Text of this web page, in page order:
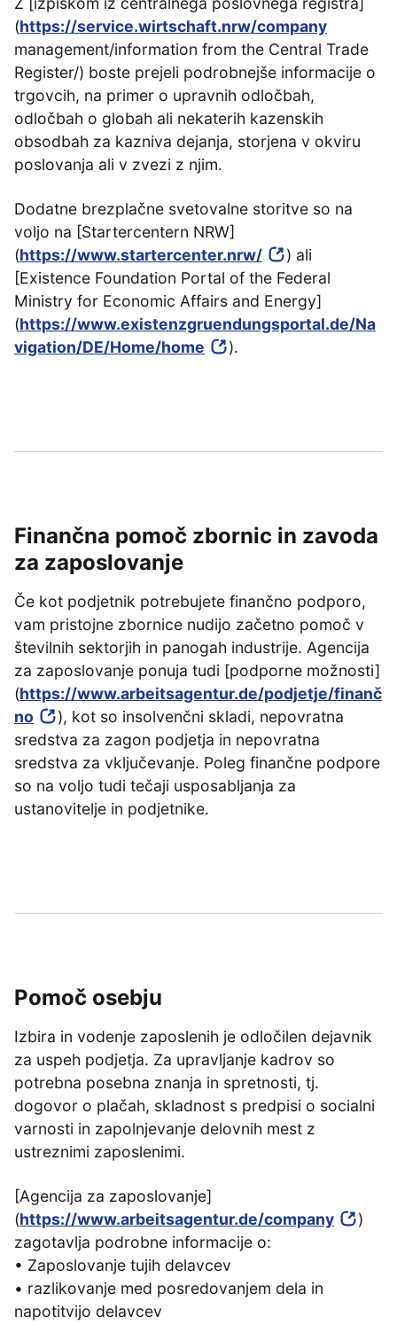
(https://service.wirtschaft.nrw/company
management/information from the Central Trade
Register/) boste prejeli podrobnejše informacije o
trgovcih, na primer o upravnih odločbah,
odločbah o globah ali nekaterih kazenskih
obsodbah za kazniva dejanja, storjena v okviru
poslovanja ali v zvezi z njim.
Dodatne brezplačne svetovalne storitve so na
voljo na [Startercentern NRW]
(https://www.startercenter.nrw/
) ali
[Existence Foundation Portal of the Federal
Ministry for Economic Affairs and Energy]
(https://www.existenzgruendungsportal.de/Na
vigation/DE/Home/home
).
Finančna pomoč zbornic in zavoda
za zaposlovanje
Če kot podjetnik potrebujete finančno podporo,
vam pristojne zbornice nudijo začetno pomoč v
številnih sektorjih in panogah industrije. Agencija
za zaposlovanje ponuja tudi [podporne možnosti]
(https://www.arbeitsagentur.de/podjetje/finanč
no
), kot so insolvenčni skladi, nepovratna
sredstva za zagon podjetja in nepovratna
sredstva za vključevanje. Poleg finančne podpore
so na voljo tudi tečaji usposabljanja za
ustanovitelje in podjetnike.
Pomoč osebju
Izbira in vodenje zaposlenih je odločilen dejavnik
za uspeh podjetja. Za upravljanje kadrov so
potrebna posebna znanja in spretnosti, tj.
dogovor o plačah, skladnost s predpisi o socialni
varnosti in zapolnjevanje delovnih mest z
ustreznimi zaposlenimi.
[Agencija za zaposlovanje]
(https://www.arbeitsagentur.de/company
)
zagotavlja podrobne informacije o:
• Zaposlovanje tujih delavcev
• razlikovanje med posredovanjem dela in
napotitvijo delavcev